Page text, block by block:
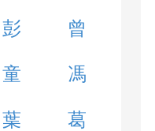
彭 曾
童 馮
葉 葛